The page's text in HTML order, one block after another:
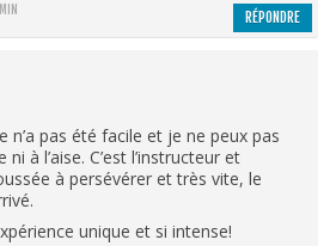
RÉPONDRE
n’a pas été facile et je ne peux pas
à l’aise. C’est l’instructeur et
à persévérer et très vite, le
unique et si intense!